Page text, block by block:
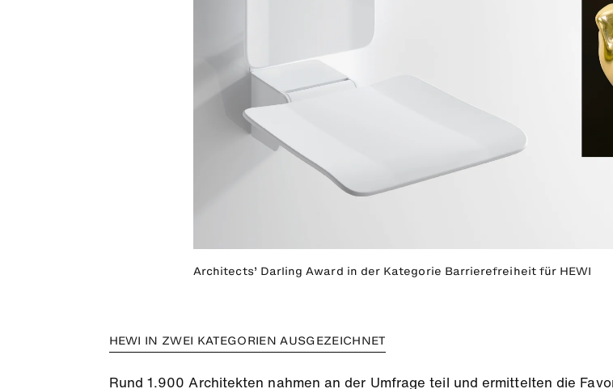
Architects’ Darling Award in der Kategorie Barrierefreiheit für HEWI
HEWI IN ZWEI KATEGORIEN AUSGEZEICHNET
Rund 1.900 Architekten nahmen an der Umfrage teil und ermittelten die